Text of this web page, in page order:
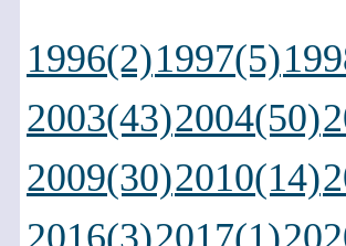
1996(2)1997(5)
2003(43)2004(50)
2009(30)2010(14)
2016(3)2017(1)